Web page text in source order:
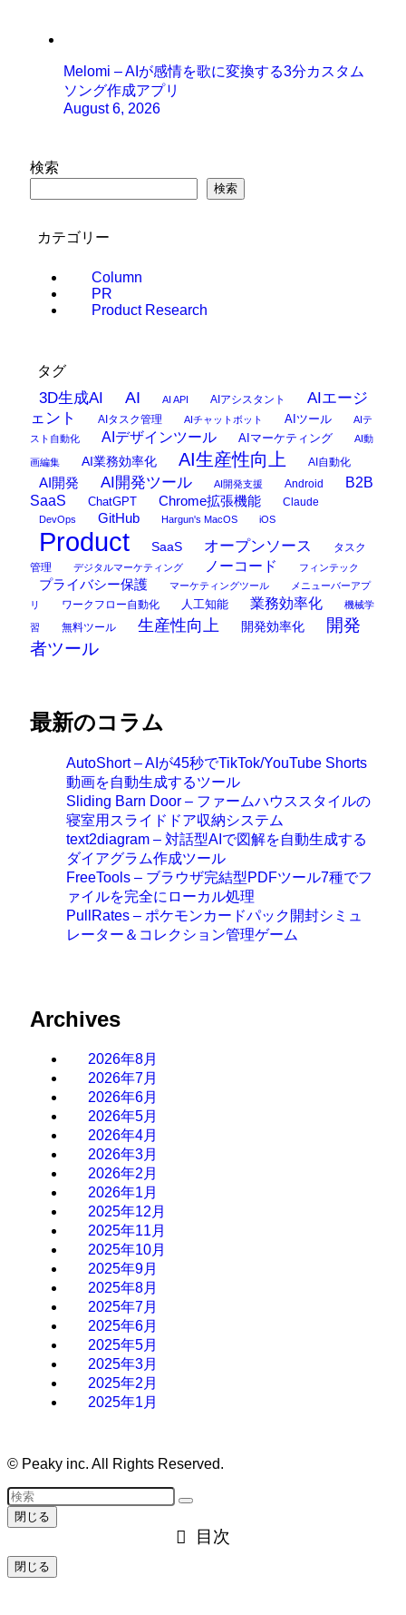
Melomi – AIが感情を歌に変換する3分カスタム
ソング作成アプリ
August 6, 2026
検索
検索
カテゴリー
Column
PR
Product Research
タグ
3D生成AI AI AI API AIアシスタント
AIエージ
ェント
AIタスク管理 AIチャットボット AIツール
AIテ
スト自動化
AIデザインツール AIマーケティング AI動
画編集 AI業務効率化 AI生産性向上 AI自動化
AI開発 AI開発ツール AI開発支援 Android
B2B
SaaS
ChatGPT Chrome拡張機能 Claude
DevOps GitHub Hargun's MacOS iOS
Product SaaS オープンソース
タスク
管理
デジタルマーケティング ノーコード フィンテック
プライバシー保護 マーケティングツール
メニューバーアプ
リ
ワークフロー自動化 人工知能 業務効率化 機械学
習 無料ツール 生産性向上 開発効率化
開発
者ツール
最新のコラム
AutoShort – AIが45秒でTikTok/YouTube Shorts
動画を自動生成するツール
Sliding Barn Door – ファームハウススタイルの
寝室用スライドドア収納システム
text2diagram – 対話型AIで図解を自動生成する
ダイアグラム作成ツール
FreeTools – ブラウザ完結型PDFツール7種でフ
ァイルを完全にローカル処理
PullRates – ポケモンカードパック開封シミュ
レーター＆コレクション管理ゲーム
Archives
2026年8月
2026年7月
2026年6月
2026年5月
2026年4月
2026年3月
2026年2月
2026年1月
2025年12月
2025年11月
2025年10月
2025年9月
2025年8月
2025年7月
2025年6月
2025年5月
2025年3月
2025年2月
2025年1月
© Peaky inc. All Rights Reserved.
閉じる
目次
閉じる